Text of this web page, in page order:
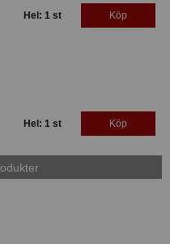
Hel: 1 st Köp
Hel: 1 st Köp